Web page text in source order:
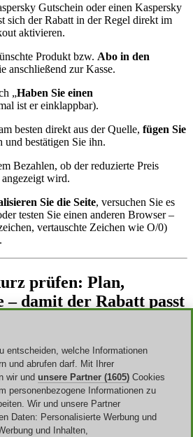
Gutschein oder einen Kaspersky
sich der Rabatt in der Regel direkt im
aktivieren.
Produkt bzw. Abo in den
anschließend zur Kasse.
„Haben Sie einen
ist er einklappbar).
besten direkt aus der Quelle, fügen Sie
und bestätigen Sie ihn.
Bezahlen, ob der reduzierte Preis
wird.
Sie die Seite, versuchen Sie es
testen Sie einen anderen Browser –
vertauschte Zeichen wie O/0)
prüfen: Plan,
– damit der Rabatt passt
unterscheiden sich nach Laufzeit (z. B.
der Geräte und Leistungsstufe (z.
Wenn Sie mehrere Geräte schützen
Planoft sinnvoller sein als einzelne
entscheiden, welche Informationen
und abrufen darf. Mit Ihrer
wir und unsere Partner (1605) Cookies
personenbezogene Informationen zu
Wir und unsere Partner
Daten: Personalisierte Werbung und
und Inhalten,